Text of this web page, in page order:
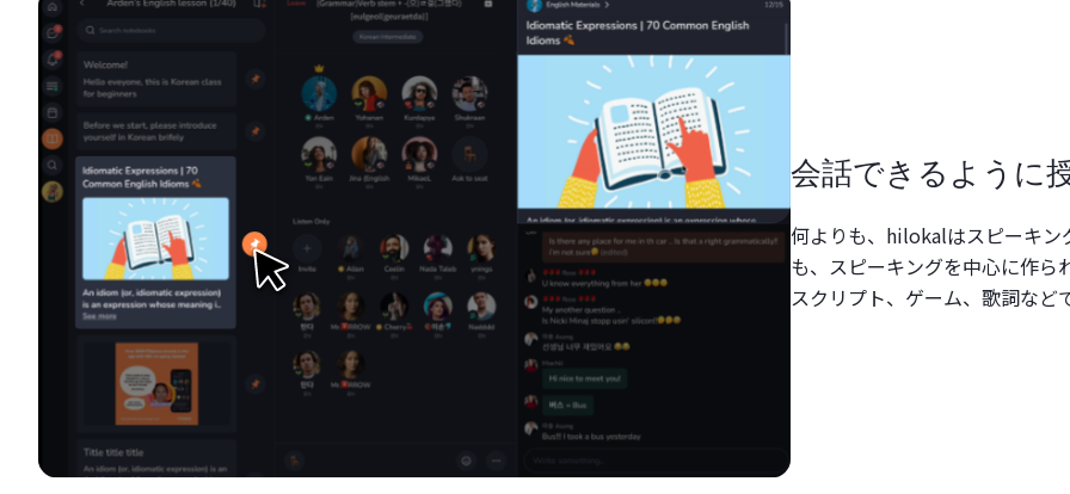
会話できるように
何よりも、hilokalはスピーキン
も、スピーキングを中心に作ら
スクリプト、ゲーム、歌詞など